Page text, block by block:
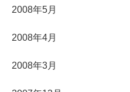
2008年5月
2008年4月
2008年3月